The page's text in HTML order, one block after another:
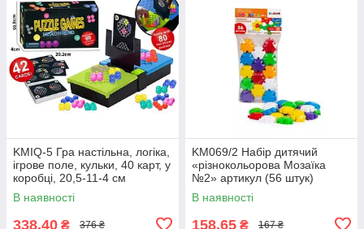
KMIQ-5 Гра настільна, логіка,
ігрове поле, кульки, 40 карт, у
коробці, 20,5-11-4 см
В наявності
338,40 ₴ 376 ₴
KM069/2 Набір дитячий
«різнокольорова Мозаїка
№2» артикул (56 штук)
В наявності
158,65 ₴ 167 ₴